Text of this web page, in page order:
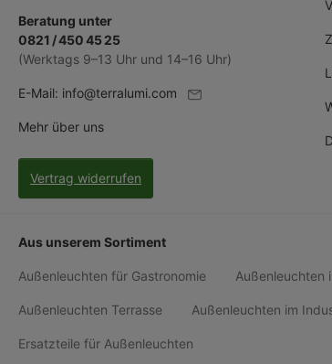
Beratung unter
0821 / 450 45 25
(Werktags 9–13 Uhr und 14–16 Uhr)
E-Mail: info@terralumi.com
Mehr über uns
Vertrag widerrufen
Aus unserem Sortiment
Außenleuchten für Gastronomie Außenleuchten
Außenleuchten Terrasse Außenleuchten im
Ersatzteile für Außenleuchten